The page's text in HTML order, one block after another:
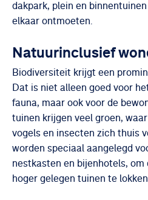
dakpark, plein en
elkaar ontmoeten.
Natuurinclusief
Biodiversiteit krijgt een
Dat is niet alleen goed voor
fauna, maar ook voor de
tuinen krijgen veel groen,
vogels en insecten zich thuis
worden speciaal aangelegd
nestkasten en bijenhotels, om
hoger gelegen tuinen te lokken.